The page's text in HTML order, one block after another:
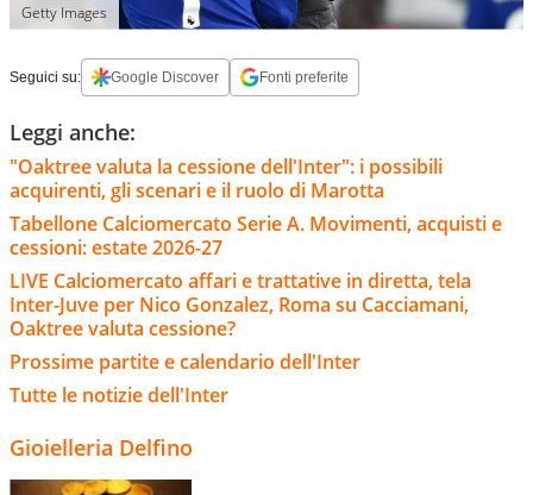
Getty Images
Seguici su: Google Discover Fonti preferite
Leggi anche:
"Oaktree valuta la cessione dell'Inter": i possibili
acquirenti, gli scenari e il ruolo di Marotta
Tabellone Calciomercato Serie A. Movimenti, acquisti e
cessioni: estate 2026-27
LIVE Calciomercato affari e trattative in diretta, tela
Inter-Juve per Nico Gonzalez, Roma su Cacciamani,
Oaktree valuta cessione?
Prossime partite e calendario dell'Inter
Tutte le notizie dell'Inter
Gioielleria Delfino